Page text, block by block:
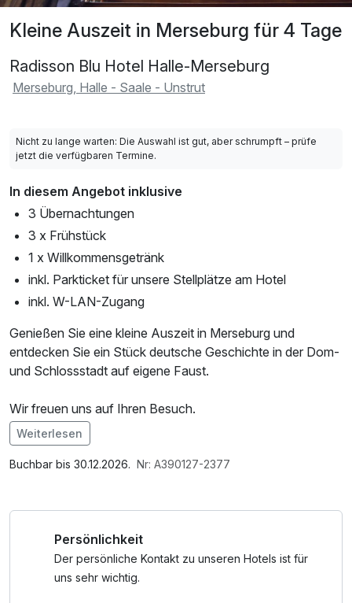
Kleine Auszeit in Merseburg für 4 Tage
Radisson Blu Hotel Halle-Merseburg
Merseburg, Halle - Saale - Unstrut
Nicht zu lange warten: Die Auswahl ist gut, aber schrumpft – prüfe
jetzt die verfügbaren Termine.
In diesem Angebot inklusive
3 Übernachtungen
3 x Frühstück
1 x Willkommensgetränk
inkl. Parkticket für unsere Stellplätze am Hotel
inkl. W-LAN-Zugang
Genießen Sie eine kleine Auszeit in Merseburg und
entdecken Sie ein Stück deutsche Geschichte in der Dom-
und Schlossstadt auf eigene Faust.
Wir freuen uns auf Ihren Besuch.
Im Angebot enthalten
Saunatuch, Nutzung des Fitnessbereichs, W-LAN
Weiterlesen
Buchbar bis 30.12.2026. Nr: A390127-2377
Persönlichkeit
Der persönliche Kontakt zu unseren Hotels ist für
uns sehr wichtig.